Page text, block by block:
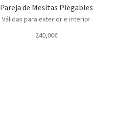
Pareja de Mesitas Plegables
Válidas para exterior e interior
240,00€